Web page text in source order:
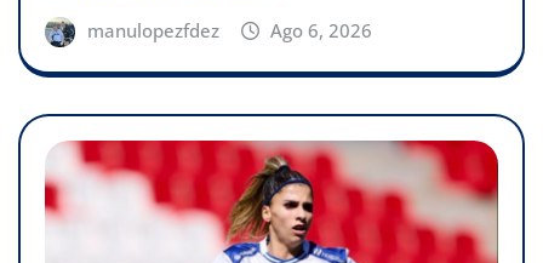
manulopezfdez Ago 6, 2026